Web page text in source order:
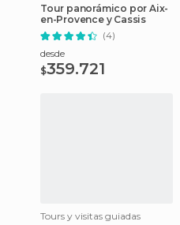
Tour panorámico por Aix-
en-Provence y Cassis
(4)
desde
$359.721
Tours y visitas guiadas